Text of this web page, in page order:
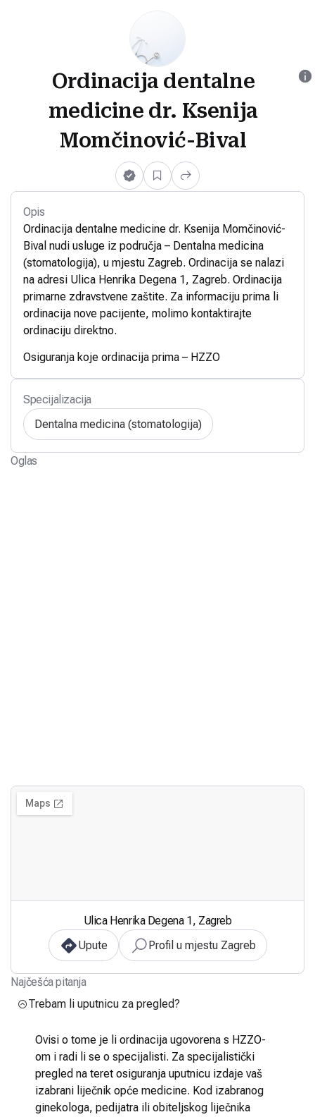
Ordinacija dentalne
medicine dr. Ksenija
Momčinović-Bival
Opis
Ordinacija dentalne medicine dr. Ksenija Momčinović-
Bival nudi usluge iz područja – Dentalna medicina
(stomatologija), u mjestu Zagreb. Ordinacija se nalazi
na adresi Ulica Henrika Degena 1, Zagreb. Ordinacija
primarne zdravstvene zaštite. Za informaciju prima li
ordinacija nove pacijente, molimo kontaktirajte
ordinaciju direktno.
Osiguranja koje ordinacija prima – HZZO
Specijalizacija
Dentalna medicina (stomatologija)
Oglas
Ulica Henrika Degena 1, Zagreb
Upute
Profil u mjestu Zagreb
Najčešća pitanja
Trebam li uputnicu za pregled?
Ovisi o tome je li ordinacija ugovorena s HZZO-
om i radi li se o specijalisti. Za specijalistički
pregled na teret osiguranja uputnicu izdaje vaš
izabrani liječnik opće medicine. Kod izabranog
ginekologa, pedijatra ili obiteljskog liječnika